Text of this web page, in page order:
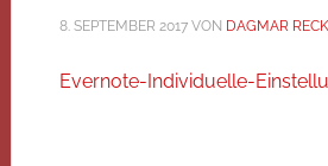
8. SEPTEMBER 2017VON DAGMAR
Evernote-Individuelle-